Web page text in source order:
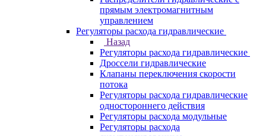
прямым электромагнитным
управлением
Регуляторы расхода гидравлические
Назад
Регуляторы расхода гидравлические
Дроссели гидравлические
Клапаны переключения скорости
потока
Регуляторы расхода гидравлические
одностороннего действия
Регуляторы расхода модульные
Регуляторы расхода